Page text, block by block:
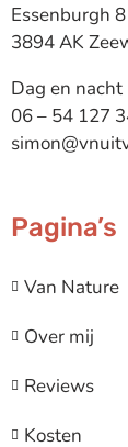
Essenburgh 8
3894 AK
Dag en
06 – 54 127
simon@vnuit
Pagina’s
Van Nature
Over mij
Reviews
Kosten